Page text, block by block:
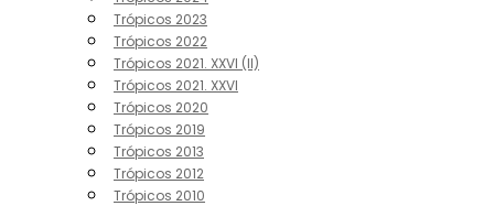
Trópicos 2023
Trópicos 2022
Trópicos 2021. XXVI (II)
Trópicos 2021. XXVI
Trópicos 2020
Trópicos 2019
Trópicos 2013
Trópicos 2012
Trópicos 2010